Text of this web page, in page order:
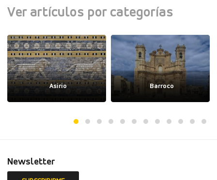
Ver artículos por categorías
Asirio Barroco
Newsletter